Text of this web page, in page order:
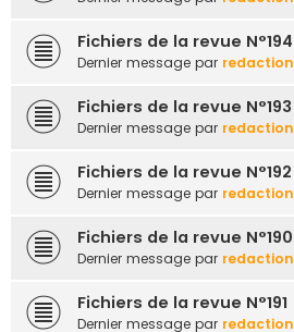
Fichiers de la revue N°194
Dernier message par redaction
Fichiers de la revue N°193
Dernier message par redaction
Fichiers de la revue N°192
Dernier message par redaction
Fichiers de la revue N°190
Dernier message par redaction
Fichiers de la revue N°191
Dernier message par redaction